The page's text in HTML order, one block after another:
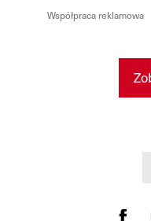
Współpraca reklamowa
Visit